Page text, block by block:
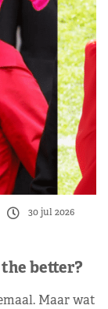
30 jul 2026
better?
Maar wat